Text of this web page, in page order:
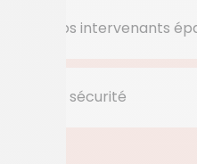
Nos intervenants
La sécurité